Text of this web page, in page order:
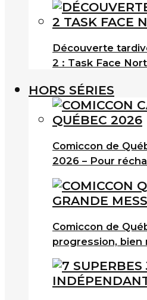
Découverte
2 : Task Face
HORS SÉRIES
Comiccon de
2026 – Pour
Comiccon de
progression, bien